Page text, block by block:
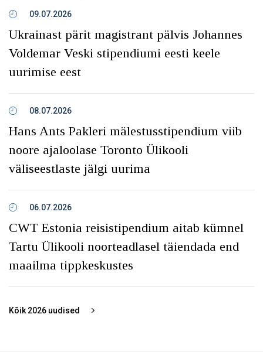
09.07.2026
Ukrainast pärit magistrant pälvis Johannes
Voldemar Veski stipendiumi eesti keele
uurimise eest
08.07.2026
Hans Ants Pakleri mälestusstipendium viib
noore ajaloolase Toronto Ülikooli
väliseestlaste jälgi uurima
06.07.2026
CWT Estonia reisistipendium aitab kümnel
Tartu Ülikooli noorteadlasel täiendada end
maailma tippkeskustes
Kõik 2026 uudised